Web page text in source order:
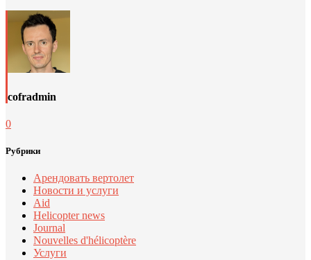
cofradmin
0
Рубрики
Арендовать вертолет
Новости и услуги
Aid
Helicopter news
Journal
Nouvelles d'hélicoptère
Услуги